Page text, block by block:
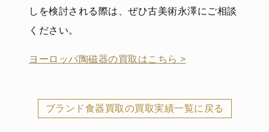
しを検討される際は、ぜひ古美術永澤にご相談
ください。
ヨーロッパ陶磁器の買取はこちら >
ブランド食器買取の買取実績一覧に戻る